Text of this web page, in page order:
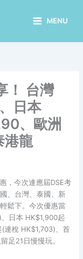
MENU
！ 台灣
日本
、歐洲
港龍
，今次連應屆DSE考
、台灣、泰國、新
鬆下。今次優惠當
日本 HK$1,900起
連稅 HK$1,703)、首
足21日慢慢玩。